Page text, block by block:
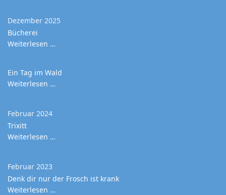
Dezember 2025
Bücherei
Weiterlesen …
Ein Tag im Wald
Weiterlesen …
Februar 2024
Trixitt
Weiterlesen …
Februar 2023
Denk dir nur der Frosch ist krank
Weiterlesen …